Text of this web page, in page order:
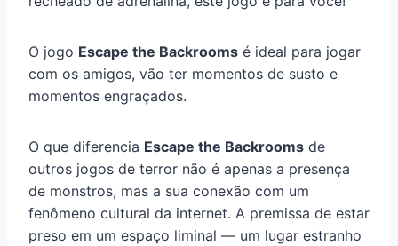
O jogo Escape the Backrooms é ideal para jogar
com os amigos, vão ter momentos de susto e
momentos engraçados.
O que diferencia Escape the Backrooms de
outros jogos de terror não é apenas a presença
de monstros, mas a sua conexão com um
fenômeno cultural da internet. A premissa de estar
preso em um espaço liminal — um lugar estranho